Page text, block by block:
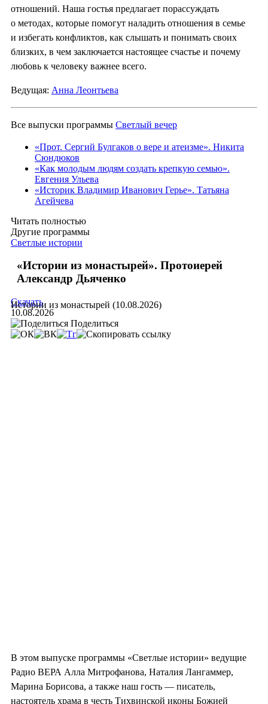
отношений. Наша гостья предлагает порассуждать
о методах, которые помогут наладить отношения в семье
и избегать конфликтов, как слышать и понимать своих
близких, в чем заключается настоящее счастье и почему
любовь к человеку важнее всего.
Ведущая: Анна Леонтьева
Все выпуски программы Светлый вечер
«Прот. Сергий Булгаков о вере и атеизме». Никита
Сюндюков
«Как молодым людям создать крепкую семью».
Евгения Ульева
«Историк Владимир Иванович Герье». Татьяна
Агейчева
Читать полностью
Другие программы
Светлые истории
«Истории из монастырей». Протоиерей
Александр Дьяченко
Истории из монастырей (10.08.2026)
Скачать
10.08.2026
Поделиться
В этом выпуске программы «Светлые истории» ведущие
Радио ВЕРА Алла Митрофанова, Наталия Лангаммер,
Марина Борисова, а также наш гость — писатель,
настоятель храма в честь Тихвинской иконы Божией